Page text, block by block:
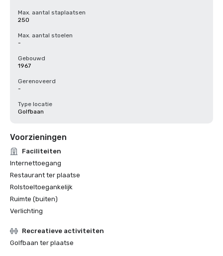
Max. aantal staplaatsen
250
Max. aantal stoelen
-
Gebouwd
1967
Gerenoveerd
-
Type locatie
Golfbaan
Voorzieningen
Faciliteiten
Internettoegang
Restaurant ter plaatse
Rolstoeltoegankelijk
Ruimte (buiten)
Verlichting
Recreatieve activiteiten
Golfbaan ter plaatse